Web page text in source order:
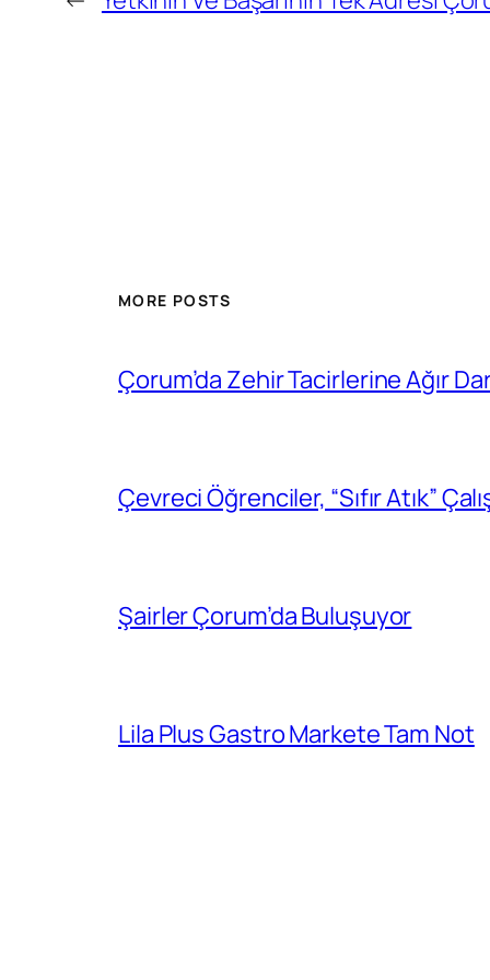
MORE POSTS
Çorum’da Zehir Tacirlerine Ağır
Çevreci Öğrenciler, “Sıfır Atık”
Şairler Çorum’da Buluşuyor
Lila Plus Gastro Markete Tam Not